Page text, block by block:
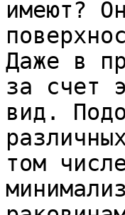
имеют?
Даже в
за счет
вид.
том